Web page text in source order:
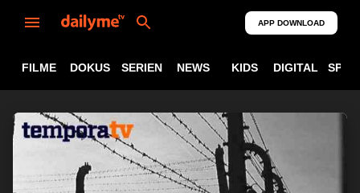
APP DOWNLOAD
FILME DOKUS SERIEN NEWS KIDS DIGITAL